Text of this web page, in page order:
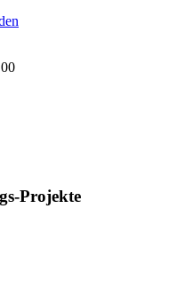
Projekte